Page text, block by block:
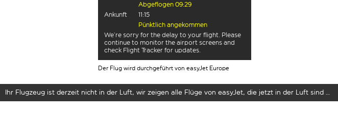
Abgeflogen 09:29
Ankunft
11:15
Pünktlich angekommen
We’re sorry for the delay to your flight. Please
continue to monitor the airport screens and
check Flight Tracker for updates.
Der Flug wird durchgeführt von easyJet Europe
Ihr Flugzeug ist derzeit nicht in der Luft, wir zeigen alle Flüge von easyJet, die jetzt in der Luft sind …